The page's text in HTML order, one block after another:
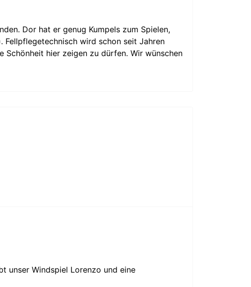
Dor hat er genug Kumpels zum Spielen,
Fellpflegetechnisch wird schon seit Jahren
Schönheit hier zeigen zu dürfen. Wir wünschen
unser Windspiel Lorenzo und eine